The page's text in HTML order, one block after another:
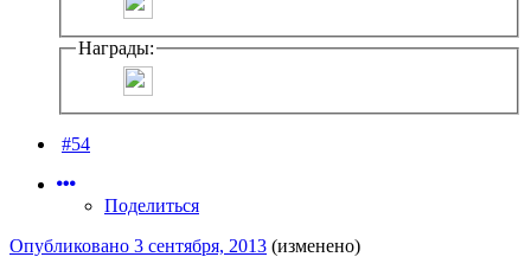
Награды:
#54
Поделиться
Опубликовано 3 сентября, 2013 (изменено)